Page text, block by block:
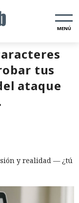
MENÚ
tus
ataque
y realidad — ¿tú